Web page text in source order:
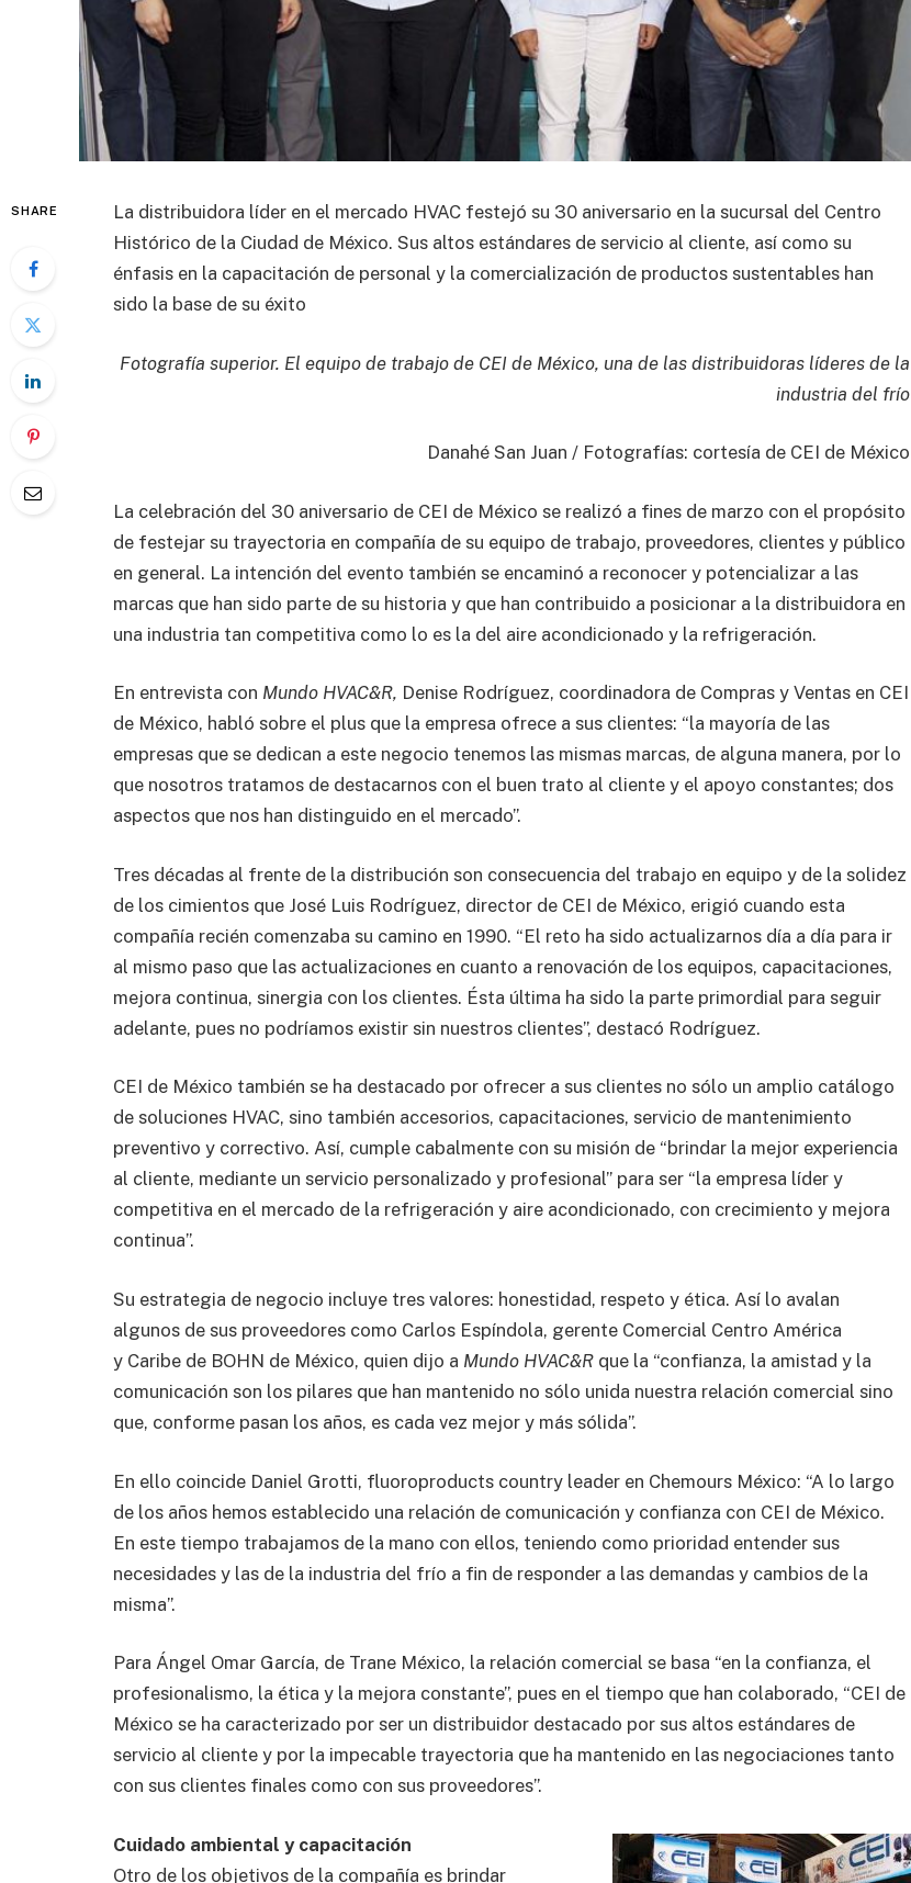
SHARE
La distribuidora líder en el mercado HVAC festejó su 30 aniversario en la sucursal del Centro
Histórico de la Ciudad de México. Sus altos estándares de servicio al cliente, así como su
énfasis en la capacitación de personal y la comercialización de productos sustentables han
sido la base de su éxito
Fotografía superior. El equipo de trabajo de CEI de México, una de las distribuidoras líderes de la
industria del frío
Danahé San Juan / Fotografías: cortesía de CEI de México
La celebración del 30 aniversario de CEI de México se realizó a fines de marzo con el propósito
de festejar su trayectoria en compañía de su equipo de trabajo, proveedores, clientes y público
en general. La intención del evento también se encaminó a reconocer y potencializar a las
marcas que han sido parte de su historia y que han contribuido a posicionar a la distribuidora en
una industria tan competitiva como lo es la del aire acondicionado y la refrigeración.
En entrevista con Mundo HVAC&R, Denise Rodríguez, coordinadora de Compras y Ventas en CEI
de México, habló sobre el plus que la empresa ofrece a sus clientes: “la mayoría de las
empresas que se dedican a este negocio tenemos las mismas marcas, de alguna manera, por lo
que nosotros tratamos de destacarnos con el buen trato al cliente y el apoyo constantes; dos
aspectos que nos han distinguido en el mercado”.
Tres décadas al frente de la distribución son consecuencia del trabajo en equipo y de la solidez
de los cimientos que José Luis Rodríguez, director de CEI de México, erigió cuando esta
compañía recién comenzaba su camino en 1990. “El reto ha sido actualizarnos día a día para ir
al mismo paso que las actualizaciones en cuanto a renovación de los equipos, capacitaciones,
mejora continua, sinergia con los clientes. Ésta última ha sido la parte primordial para seguir
adelante, pues no podríamos existir sin nuestros clientes”, destacó Rodríguez.
CEI de México también se ha destacado por ofrecer a sus clientes no sólo un amplio catálogo
de soluciones HVAC, sino también accesorios, capacitaciones, servicio de mantenimiento
preventivo y correctivo. Así, cumple cabalmente con su misión de “brindar la mejor experiencia
al cliente, mediante un servicio personalizado y profesional” para ser “la empresa líder y
competitiva en el mercado de la refrigeración y aire acondicionado, con crecimiento y mejora
continua”.
Su estrategia de negocio incluye tres valores: honestidad, respeto y ética. Así lo avalan
algunos de sus proveedores como Carlos Espíndola, gerente Comercial Centro América
y Caribe de BOHN de México, quien dijo a Mundo HVAC&R que la “confianza, la amistad y la
comunicación son los pilares que han mantenido no sólo unida nuestra relación comercial sino
que, conforme pasan los años, es cada vez mejor y más sólida”.
En ello coincide Daniel Grotti, fluoroproducts country leader en Chemours México: “A lo largo
de los años hemos establecido una relación de comunicación y confianza con CEI de México.
En este tiempo trabajamos de la mano con ellos, teniendo como prioridad entender sus
necesidades y las de la industria del frío a fin de responder a las demandas y cambios de la
misma”.
Para Ángel Omar García, de Trane México, la relación comercial se basa “en la confianza, el
profesionalismo, la ética y la mejora constante”, pues en el tiempo que han colaborado, “CEI de
México se ha caracterizado por ser un distribuidor destacado por sus altos estándares de
servicio al cliente y por la impecable trayectoria que ha mantenido en las negociaciones tanto
con sus clientes finales como con sus proveedores”.
Cuidado ambiental y capacitación
Otro de los objetivos de la compañía es brindar